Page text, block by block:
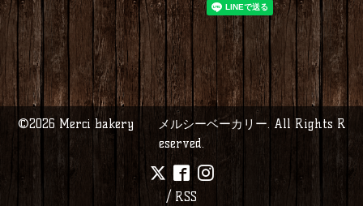
©2026 Merci bakery メルシーベーカリー . All Rights R
eserved.
/ RSS